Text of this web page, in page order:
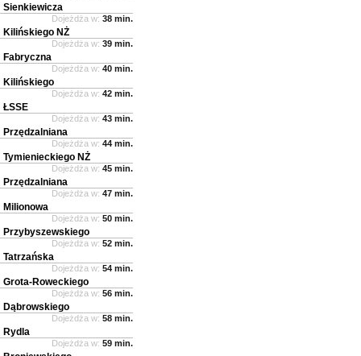
Sienkiewicza
Dojeżdża w: 38 min.
Kilińskiego NŻ
Dojeżdża w: 39 min.
Fabryczna
Dojeżdża w: 40 min.
Kilińskiego
Dojeżdża w: 42 min.
ŁSSE
Dojeżdża w: 43 min.
Przędzalniana
Dojeżdża w: 44 min.
Tymienieckiego NŻ
Dojeżdża w: 45 min.
Przędzalniana
Dojeżdża w: 47 min.
Milionowa
Dojeżdża w: 50 min.
Przybyszewskiego
Dojeżdża w: 52 min.
Tatrzańska
Dojeżdża w: 54 min.
Grota-Roweckiego
Dojeżdża w: 56 min.
Dąbrowskiego
Dojeżdża w: 58 min.
Rydla
Dojeżdża w: 59 min.